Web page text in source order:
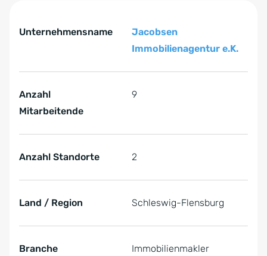
Unternehmensname
Jacobsen
Immobilienagentur e.K.
Anzahl
Mitarbeitende
9
Anzahl Standorte 2
Land / Region Schleswig-Flensburg
Branche Immobilienmakler